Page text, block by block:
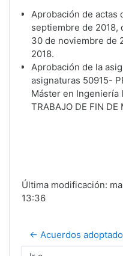
Aprobación de actas
septiembre de 2018,
30 de noviembre de
2018.
Aprobación de la
asignaturas 50915-
Máster en Ingeniería
TRABAJO DE FIN DE
Última modificación:
13:36
← Acuerdos